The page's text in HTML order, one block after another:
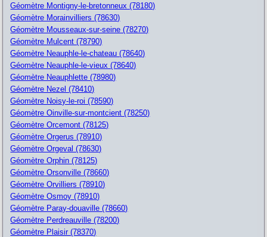
Géomètre Montigny-le-bretonneux (78180)
Géomètre Morainvilliers (78630)
Géomètre Mousseaux-sur-seine (78270)
Géomètre Mulcent (78790)
Géomètre Neauphle-le-chateau (78640)
Géomètre Neauphle-le-vieux (78640)
Géomètre Neauphlette (78980)
Géomètre Nezel (78410)
Géomètre Noisy-le-roi (78590)
Géomètre Oinville-sur-montcient (78250)
Géomètre Orcemont (78125)
Géomètre Orgerus (78910)
Géomètre Orgeval (78630)
Géomètre Orphin (78125)
Géomètre Orsonville (78660)
Géomètre Orvilliers (78910)
Géomètre Osmoy (78910)
Géomètre Paray-douaville (78660)
Géomètre Perdreauville (78200)
Géomètre Plaisir (78370)